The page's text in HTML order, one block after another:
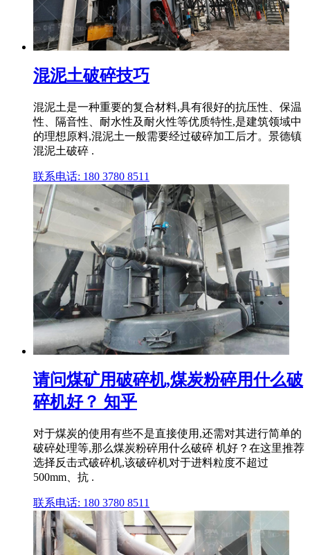
混泥土破碎技巧
混泥土是一种重要的复合材料,具有很好的抗压性、保温
性、隔音性、耐水性及耐火性等优质特性,是建筑领域中
的理想原料,混泥土一般需要经过破碎加工后才。景德镇
混泥土破碎 .
联系电话: 180 3780 8511
请问煤矿用破碎机,煤炭粉碎用什么破
碎机好？ 知乎
对于煤炭的使用有些不是直接使用,还需对其进行简单的
破碎处理等,那么煤炭粉碎用什么破碎 机好？在这里推荐
选择反击式破碎机,该破碎机对于进料粒度不超过
500mm、抗 .
联系电话: 180 3780 8511